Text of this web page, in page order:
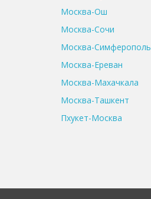
Москва-Ош
Москва-Сочи
Москва-Симферополь
Москва-Ереван
Москва-Махачкала
Москва-Ташкент
Пхукет-Москва